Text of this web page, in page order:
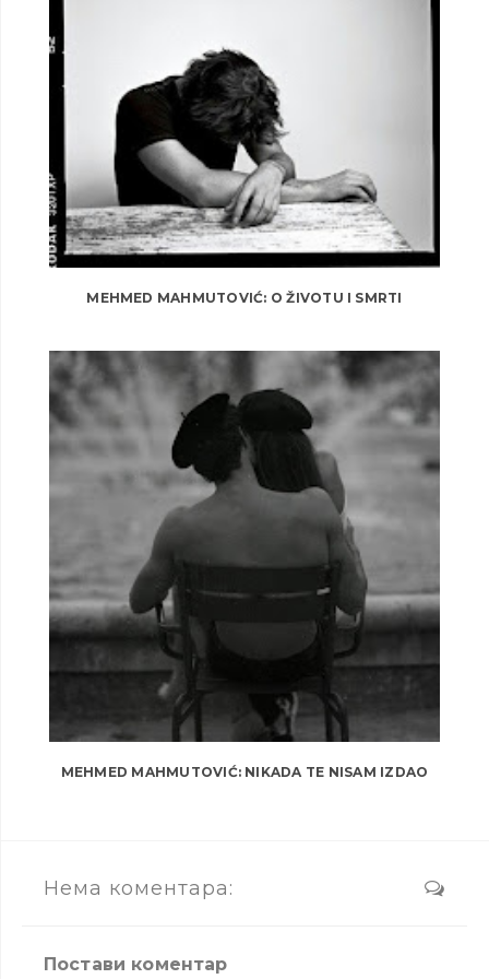
MEHMED MAHMUTOVIĆ: O ŽIVOTU I SMRTI
MEHMED MAHMUTOVIĆ: NIKADA TE NISAM IZDAO
Нема коментара:
Постави коментар